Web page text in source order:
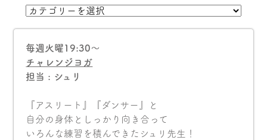
毎週火曜19:30〜
チャレンジヨガ
担当 : シュリ
『アスリート』『ダンサー』と
自分の身体としっかり向き合って
いろんな練習を積んできたシュリ先生！